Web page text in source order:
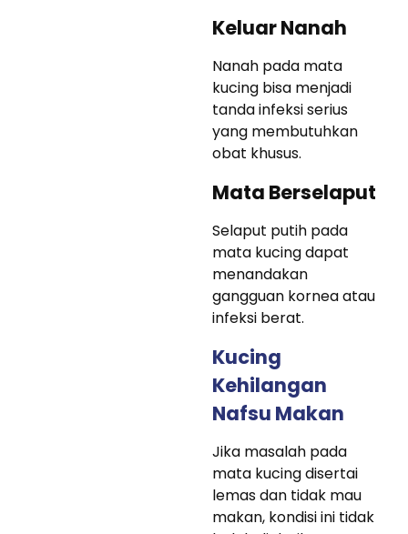
Keluar Nanah
Nanah pada mata
kucing bisa menjadi
tanda infeksi serius
yang membutuhkan
obat khusus.
Mata Berselaput
Selaput putih pada
mata kucing dapat
menandakan
gangguan kornea atau
infeksi berat.
Kucing
Kehilangan
Nafsu Makan
Jika masalah pada
mata kucing disertai
lemas dan tidak mau
makan, kondisi ini tidak